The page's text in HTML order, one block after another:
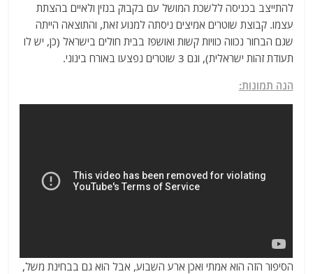
להתייצב בכניסה ללשכת המושל עם בקבוק בנזין ולאיים בהצתת
עצמו. קבוצת שוטרים אמיצים ניסתה למנוע זאת, והתוצאה הייתה
שגם הבחור נכווה כוויות קשות ואושפז בבית חולים בישראל (כן, יש לו
תעודת זהות ישראלית), וגם 3 שוטרים נפצעו באורח בינוני.
הנה תמונות:
הסיפור הזה הוא אמתי ואכן ארע השבוע, אבל הוא גם בבחינת משל,